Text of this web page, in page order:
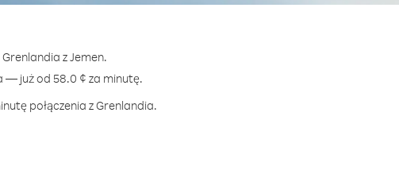
z Jemen.
— już od 58.0 ¢ za minutę.
połączenia z Grenlandia.